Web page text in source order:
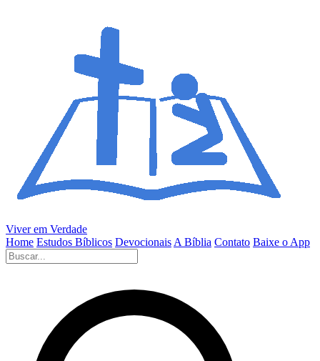
Viver em Verdade
Home Estudos Bíblicos Devocionais A Bíblia Contato Baixe o App